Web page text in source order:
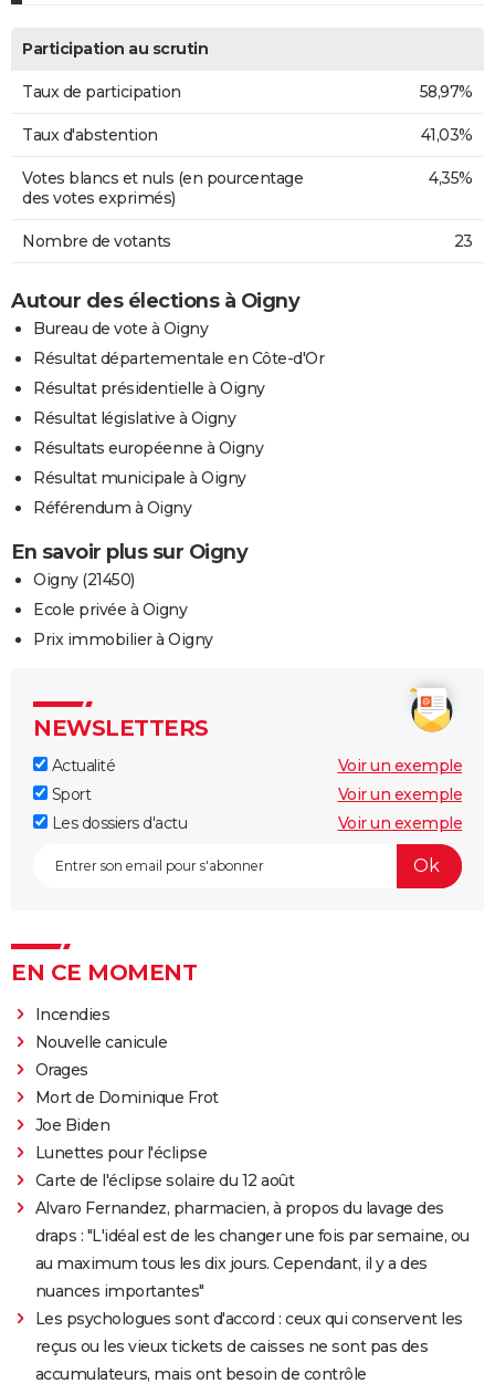
Participation au scrutin
Taux de participation 58,97%
Taux d'abstention 41,03%
Votes blancs et nuls (en pourcentage
des votes exprimés)
4,35%
Nombre de votants 23
Autour des élections à Oigny
Bureau de vote à Oigny
Résultat départementale en Côte-d'Or
Résultat présidentielle à Oigny
Résultat législative à Oigny
Résultats européenne à Oigny
Résultat municipale à Oigny
Référendum à Oigny
En savoir plus sur Oigny
Oigny (21450)
Ecole privée à Oigny
Prix immobilier à Oigny
NEWSLETTERS
Actualité
Voir un exemple
Sport
Voir un exemple
Les dossiers d'actu
Voir un exemple
EN CE MOMENT
Incendies
Nouvelle canicule
Orages
Mort de Dominique Frot
Joe Biden
Lunettes pour l'éclipse
Carte de l'éclipse solaire du 12 août
Alvaro Fernandez, pharmacien, à propos du lavage des
draps : "L'idéal est de les changer une fois par semaine, ou
au maximum tous les dix jours. Cependant, il y a des
nuances importantes"
Les psychologues sont d'accord : ceux qui conservent les
reçus ou les vieux tickets de caisses ne sont pas des
accumulateurs, mais ont besoin de contrôle